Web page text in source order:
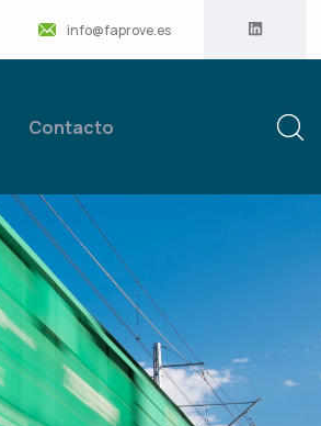
info@faprove.es
Contacto